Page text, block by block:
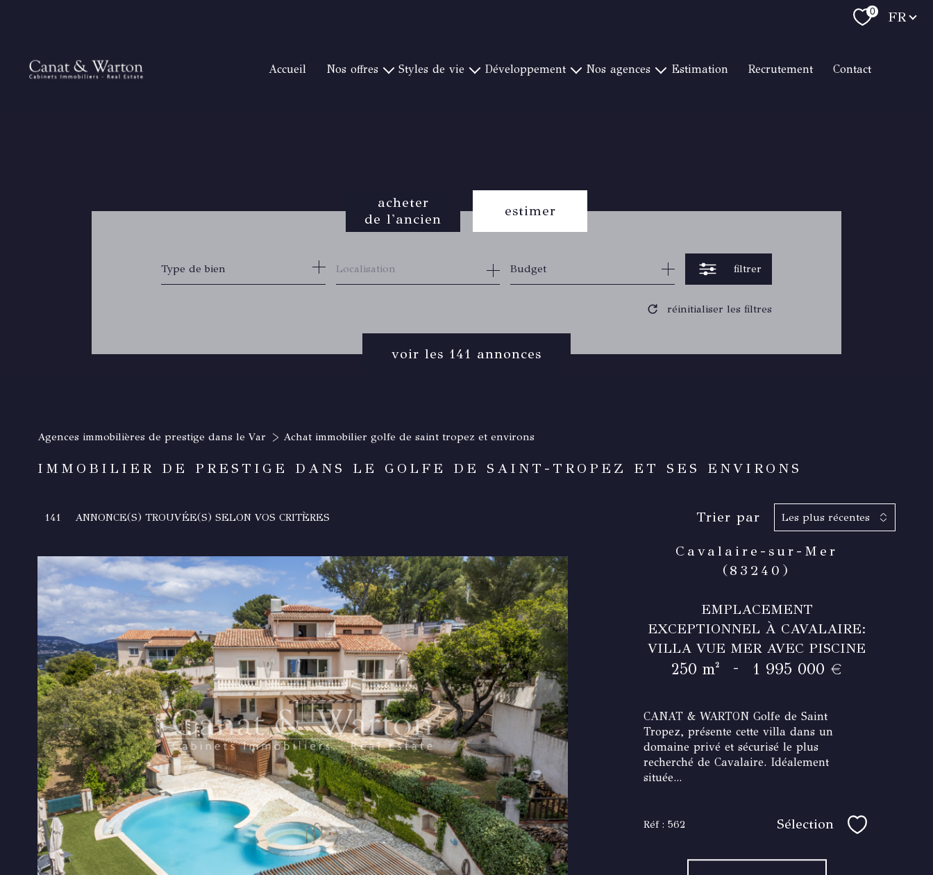
0 Langue
FR
accueil nos offres
RAYOL CANADEL ET SA RÉGION
styles de vie développement nos agences
CANAT & WARTON CAVALAIRE
estimation recrutement contact
acheter
de l'ancien
du neuf
estimer
Type de bien Budget filtrer
voir les 141 annonces
réinitialiser les filtres
Agences immobilières de prestige dans le Var Achat immobilier golfe de saint tropez et environs
IMMOBILIER DE PRESTIGE DANS LE GOLFE DE SAINT-TROPEZ ET SES ENVIRONS
141 ANNONCE(S) TROUVÉE(S) SELON VOS CRITÈRES Trier par Les plus récentes
Cavalaire-sur-Mer
(83240)
EMPLACEMENT
EXCEPTIONNEL À CAVALAIRE:
VILLA VUE MER AVEC PISCINE
250 m² - 1 995 000 €
CANAT & WARTON Golfe de Saint
Tropez, présente cette villa dans un
domaine privé et sécurisé le plus
recherché de Cavalaire. Idéalement
située...
Réf : 562 Sélection Sélectionner